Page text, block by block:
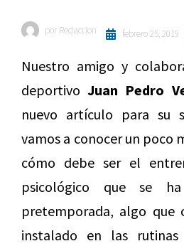
por Redaccion febrero 25, 2019
Nuestro amigo y
deportivoJuan Pedro
nuevo artículo para su
vamos a conocer un poco
cómo debe ser el
psicológico que se
pretemporada, algo que
instalado en las